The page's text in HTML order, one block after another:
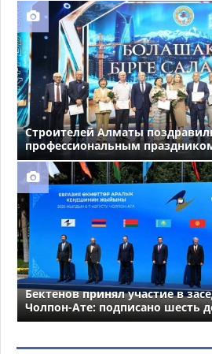
Строителей Алматы
профессиональным
Бектенов принял участие в
Чолпон-Ате: подписано шесть